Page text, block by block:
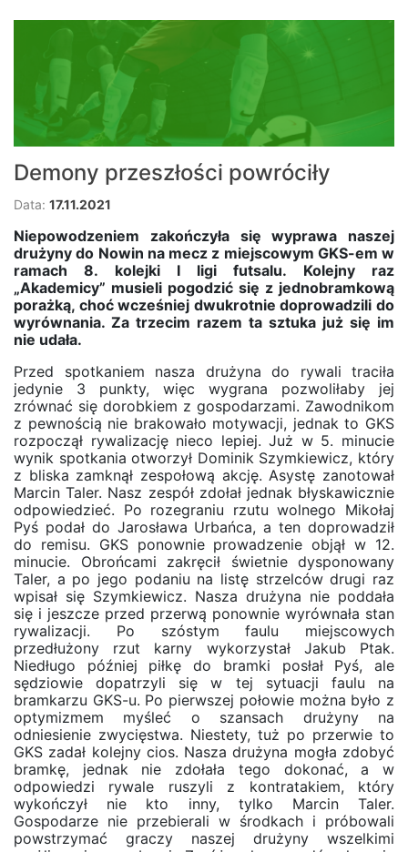
Demony przeszłości powróciły
Data: 17.11.2021
Niepowodzeniem zakończyła się wyprawa naszej
drużyny do Nowin na mecz z miejscowym GKS-em w
ramach 8. kolejki I ligi futsalu. Kolejny raz
„Akademicy” musieli pogodzić się z jednobramkową
porażką, choć wcześniej dwukrotnie doprowadzili do
wyrównania. Za trzecim razem ta sztuka już się im
nie udała.
Przed spotkaniem nasza drużyna do rywali traciła
jedynie 3 punkty, więc wygrana pozwoliłaby jej
zrównać się dorobkiem z gospodarzami. Zawodnikom
z pewnością nie brakowało motywacji, jednak to GKS
rozpoczął rywalizację nieco lepiej. Już w 5. minucie
wynik spotkania otworzył Dominik Szymkiewicz, który
z bliska zamknął zespołową akcję. Asystę zanotował
Marcin Taler. Nasz zespół zdołał jednak błyskawicznie
odpowiedzieć. Po rozegraniu rzutu wolnego Mikołaj
Pyś podał do Jarosława Urbańca, a ten doprowadził
do remisu. GKS ponownie prowadzenie objął w 12.
minucie. Obrońcami zakręcił świetnie dysponowany
Taler, a po jego podaniu na listę strzelców drugi raz
wpisał się Szymkiewicz. Nasza drużyna nie poddała
się i jeszcze przed przerwą ponownie wyrównała stan
rywalizacji. Po szóstym faulu miejscowych
przedłużony rzut karny wykorzystał Jakub Ptak.
Niedługo później piłkę do bramki posłał Pyś, ale
sędziowie dopatrzyli się w tej sytuacji faulu na
bramkarzu GKS-u. Po pierwszej połowie można było z
optymizmem myśleć o szansach drużyny na
odniesienie zwycięstwa. Niestety, tuż po przerwie to
GKS zadał kolejny cios. Nasza drużyna mogła zdobyć
bramkę, jednak nie zdołała tego dokonać, a w
odpowiedzi rywale ruszyli z kontratakiem, który
wykończył nie kto inny, tylko Marcin Taler.
Gospodarze nie przebierali w środkach i próbowali
powstrzymać graczy naszej drużyny wszelkimi